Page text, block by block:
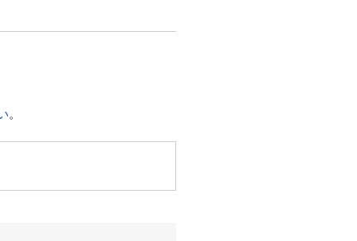
。